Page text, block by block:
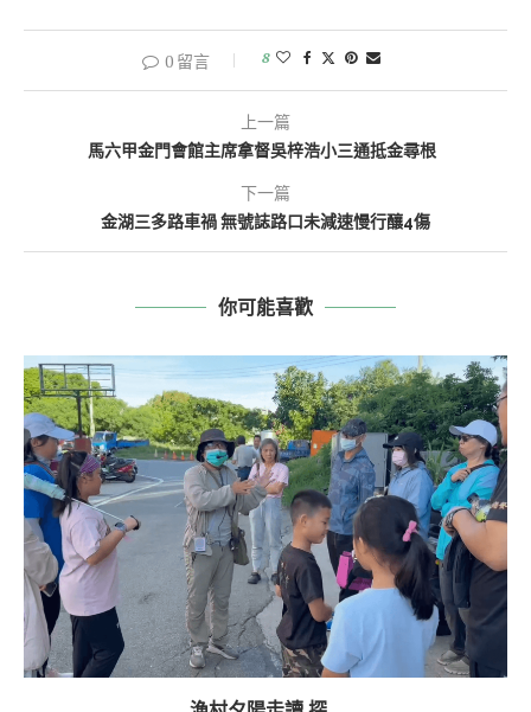
0 留言 8
上一篇
馬六甲金門會館主席拿督吳梓浩小三通抵金尋根
下一篇
金湖三多路車禍 無號誌路口未減速慢行釀4傷
你可能喜歡